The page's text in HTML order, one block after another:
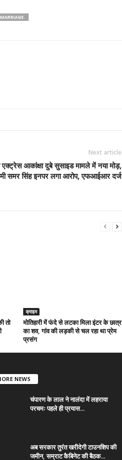
Next article
एक्ट्रेस आकांक्षा दुबे सुसाइड मामले में नया मोड़,
समर सिंह इनपर लगा आरोप, एफआईआर दर्ज
तो
क्राइम
मोतिहारी में फंदे से लटका मिला इंटर के छात्र
का शव, गांव की लड़की से चल रहा था प्रेम
प्रसंग
NEWS
चंपारण के लाल ने नालंदा में लहराया
परचमः पहले ही प्रयास...
अब सरकार तुरंत खरीदेगी टाउनशिप की
जमीन, सम्राट कैबिनेट की बैठक...